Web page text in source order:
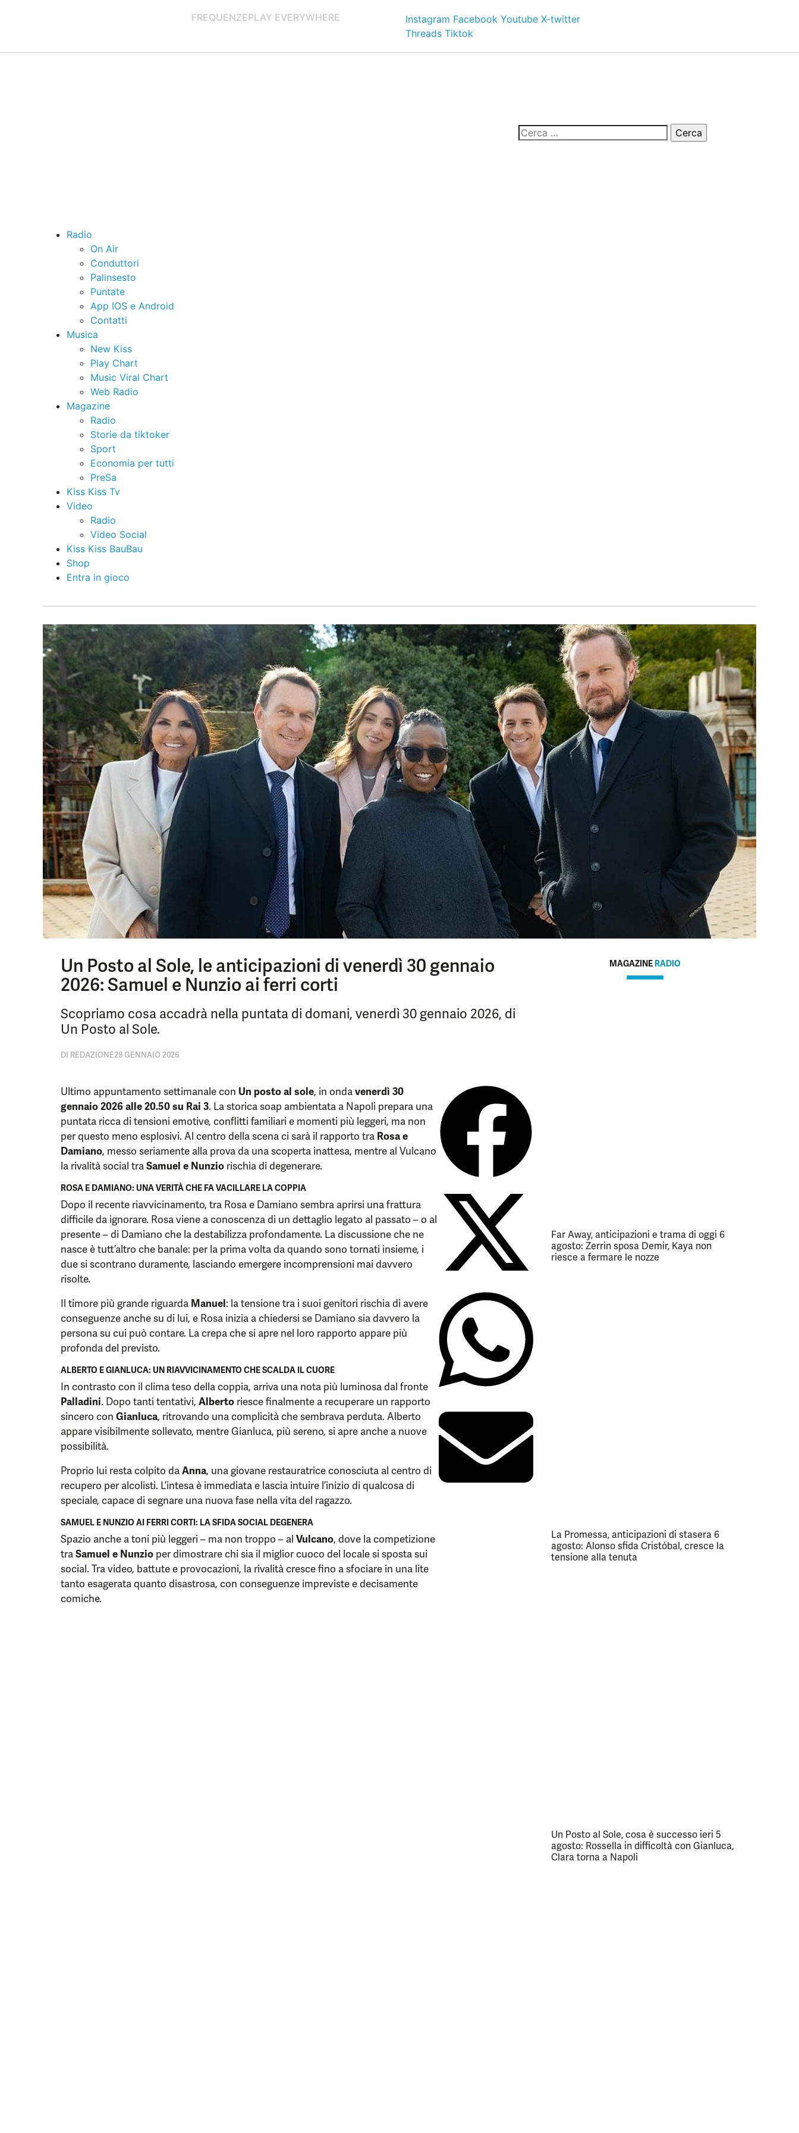
FREQUENZEPLAY EVERYWHERE Instagram Facebook Youtube X-twitter
Threads Tiktok
Radio
On Air
Conduttori
Palinsesto
Puntate
App IOS e Android
Contatti
Musica
New Kiss
Play Chart
Music Viral Chart
Web Radio
Magazine
Radio
Storie da tiktoker
Sport
Economia per tutti
PreSa
Kiss Kiss Tv
Video
Radio
Video Social
Kiss Kiss BauBau
Shop
Entra in gioco
Un Posto al Sole, le anticipazioni di venerdì 30 gennaio
2026: Samuel e Nunzio ai ferri corti
Scopriamo cosa accadrà nella puntata di domani, venerdì 30 gennaio 2026, di
Un Posto al Sole.
DI REDAZIONE29 GENNAIO 2026
Ultimo appuntamento settimanale con Un posto al sole, in ondavenerdì 30
gennaio 2026 alle 20.50 su Rai 3. La storica soap ambientata a Napoli prepara una
puntata ricca di tensioni emotive, conflitti familiari e momenti più leggeri, ma non
per questo meno esplosivi. Al centro della scena ci sarà il rapporto tra Rosa e
Damiano, messo seriamente alla prova da una scoperta inattesa, mentre al Vulcano
la rivalità social traSamuel e Nunzio rischia di degenerare.
ROSA E DAMIANO: UNA VERITÀ CHE FA VACILLARE LA COPPIA
Dopo il recente riavvicinamento, tra Rosa e Damiano sembra aprirsi una frattura
difficile da ignorare. Rosa viene a conoscenza di un dettaglio legato al passato – o al
presente – di Damiano che la destabilizza profondamente. La discussione che ne
nasce è tutt’altro che banale: per la prima volta da quando sono tornati insieme, i
due si scontrano duramente, lasciando emergere incomprensioni mai davvero
risolte.
Il timore più grande riguarda Manuel: la tensione tra i suoi genitori rischia di avere
conseguenze anche su di lui, e Rosa inizia a chiedersi se Damiano sia davvero la
persona su cui può contare. La crepa che si apre nel loro rapporto appare più
profonda del previsto.
ALBERTO E GIANLUCA: UN RIAVVICINAMENTO CHE SCALDA IL CUORE
In contrasto con il clima teso della coppia, arriva una nota più luminosa dal fronte
Palladini. Dopo tanti tentativi, Alberto riesce finalmente a recuperare un rapporto
sincero con Gianluca, ritrovando una complicità che sembrava perduta. Alberto
appare visibilmente sollevato, mentre Gianluca, più sereno, si apre anche a nuove
possibilità.
Proprio lui resta colpito daAnna, una giovane restauratrice conosciuta al centro di
recupero per alcolisti. L’intesa è immediata e lascia intuire l’inizio di qualcosa di
speciale, capace di segnare una nuova fase nella vita del ragazzo.
SAMUEL E NUNZIO AI FERRI CORTI: LA SFIDA SOCIAL DEGENERA
Spazio anche a toni più leggeri – ma non troppo – al Vulcano, dove la competizione
traSamuel e Nunzio per dimostrare chi sia il miglior cuoco del locale si sposta sui
social. Tra video, battute e provocazioni, la rivalità cresce fino a sfociare in una lite
tanto esagerata quanto disastrosa, con conseguenze impreviste e decisamente
comiche.
MAGAZINE RADIO
Far Away, anticipazioni e trama di oggi 6
agosto: Zerrin sposa Demir, Kaya non
riesce a fermare le nozze
La Promessa, anticipazioni di stasera 6
agosto: Alonso sfida Cristóbal, cresce la
tensione alla tenuta
Un Posto al Sole, cosa è successo ieri 5
agosto: Rossella in difficoltà con Gianluca,
Clara torna a Napoli